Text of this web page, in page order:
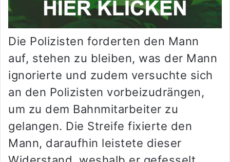
Die Polizisten forderten den Mann
auf, stehen zu bleiben, was der Mann
ignorierte und zudem versuchte sich
an den Polizisten vorbeizudrängen,
um zu dem Bahnmitarbeiter zu
gelangen. Die Streife fixierte den
Mann, daraufhin leistete dieser